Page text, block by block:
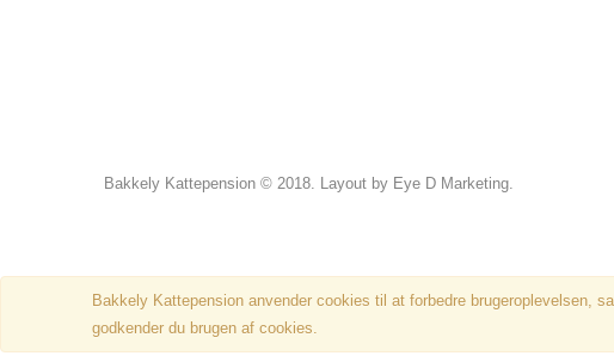
Bakkely Kattepension © 2018. Layout by Eye D Marketing.
Bakkely Kattepension anvender cookies til at forbedre brugeroplevelsen,
godkender du brugen af cookies.